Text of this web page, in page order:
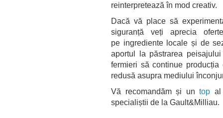
reinterpretează în mod creativ.
Dacă vă place să
siguranță veți aprecia
pe ingrediente locale și de
aportul la păstrarea
fermieri să continue
redusă asupra mediului
Vă recomandăm și untop al
specialiștii de la Gault&Milliau.